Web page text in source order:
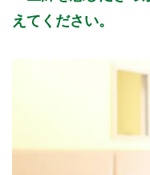
えてください。